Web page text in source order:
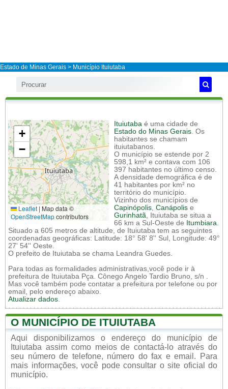
Estado de Minas Gerais > Município Ituiutaba
+
−
Leaflet | Map data ©
OpenStreetMapcontributors
Ituiutaba é uma cidade de
Estado do Minas Gerais. Os
habitantes se chamam
ituiutabanos.
O município se estende por 2
598,1 km² e contava com 106
397 habitantes no último censo.
A densidade demográfica é de
41 habitantes por km² no
território do município.
Vizinho dos municípios de
Capinópolis, Canápolis e
Gurinhatã, Ituiutaba se situa a
66 km a Sul-Oeste de Itumbiara.
Situado a 605 metros de altitude, de Ituiutaba tem as seguintes
coordenadas geográficas: Latitude: 18° 58' 8'' Sul, Longitude: 49°
27' 54'' Oeste.
O prefeito de Ituiutaba se chama Leandra Guedes.
Para todas as formalidades administrativas,você pode ir à
prefeitura de Ituiutaba Pça. Cônego Angelo Tardio Bruno, s/n .
Mas você também pode contatar a prefeitura por telefone ou por
email, pelo endereço abaixo.
Atualizar dados.
O MUNICÍPIO DE ITUIUTABA
Aqui disponibilizamos o endereço do município de
Ituiutaba assim como meios de contactá-lo através do
seu número de telefone, número do fax e email. Para
mais informações, você pode consultar o site oficial do
município.